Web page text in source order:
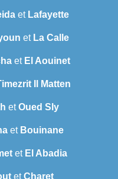
et Lafayette
et La Calle
et El Aouinet
Il Matten
etOued Sly
et Bouinane
et El Abadia
etCharet